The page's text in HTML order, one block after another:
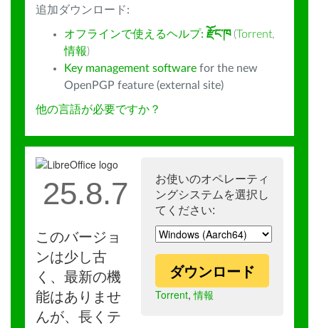
追加ダウンロード:
オフラインで使えるヘルプ: རྫོང་ཁ (Torrent,
情報)
Key management software for the new
OpenPGP feature (external site)
他の言語が必要ですか？
お使いのオペレーティ
ングシステムを選択し
てください:
ダウンロード
Torrent,情報
25.8.7
このバージョ
ンは少し古
く、最新の機
能はありませ
んが、長くテ